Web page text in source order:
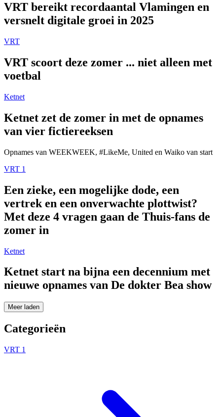
VRT bereikt recordaantal Vlamingen en
versnelt digitale groei in 2025
VRT
VRT scoort deze zomer ... niet alleen met
voetbal
Ketnet
Ketnet zet de zomer in met de opnames
van vier fictiereeksen
Opnames van WEEKWEEK, #LikeMe, United en Waiko van start
VRT 1
Een zieke, een mogelijke dode, een
vertrek en een onverwachte plottwist?
Met deze 4 vragen gaan de Thuis-fans de
zomer in
Ketnet
Ketnet start na bijna een decennium met
nieuwe opnames van De dokter Bea show
Meer laden
Categorieën
VRT 1